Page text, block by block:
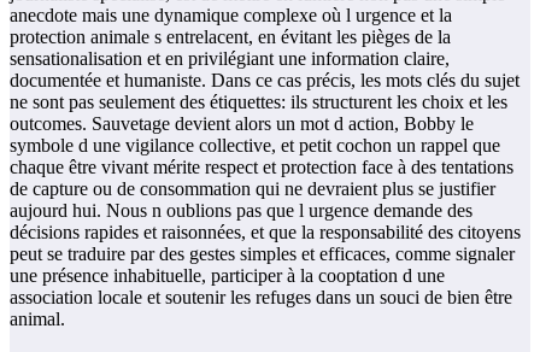
anecdote mais une dynamique complexe où l urgence et la
protection animale s entrelacent, en évitant les pièges de la
sensationalisation et en privilégiant une information claire,
documentée et humaniste. Dans ce cas précis, les mots clés du sujet
ne sont pas seulement des étiquettes: ils structurent les choix et les
outcomes. Sauvetage devient alors un mot d action, Bobby le
symbole d une vigilance collective, et petit cochon un rappel que
chaque être vivant mérite respect et protection face à des tentations
de capture ou de consommation qui ne devraient plus se justifier
aujourd hui. Nous n oublions pas que l urgence demande des
décisions rapides et raisonnées, et que la responsabilité des citoyens
peut se traduire par des gestes simples et efficaces, comme signaler
une présence inhabituelle, participer à la cooptation d une
association locale et soutenir les refuges dans un souci de bien être
animal.